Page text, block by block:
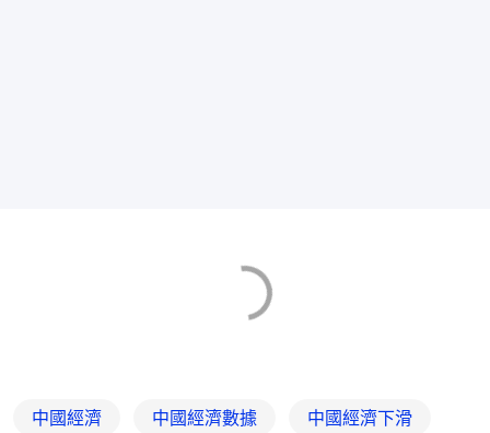
中國經濟 中國經濟數據 中國經濟下滑